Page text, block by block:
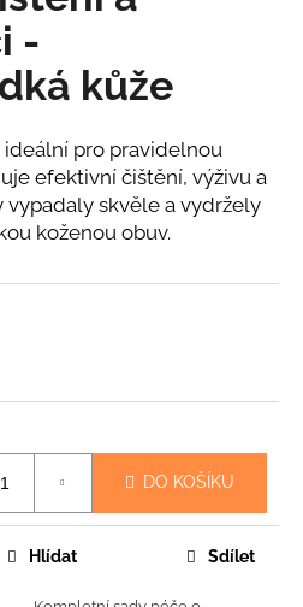
-
kůže
pro pravidelnou
efektivní čištění, výživu a
vypadaly skvěle a vydržely
koženou obuv.
DO KOŠÍKU
Hlídat Sdílet